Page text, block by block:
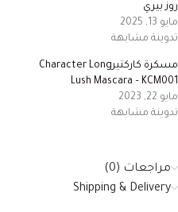
روز بيري
مايو 13, 2025
تدوينة مشابهة
مسكرة كاركتيرCharacter Long
Lush Mascara – KCM001
مايو 22, 2023
تدوينة مشابهة
مراجعات (0)
Shipping & Delivery